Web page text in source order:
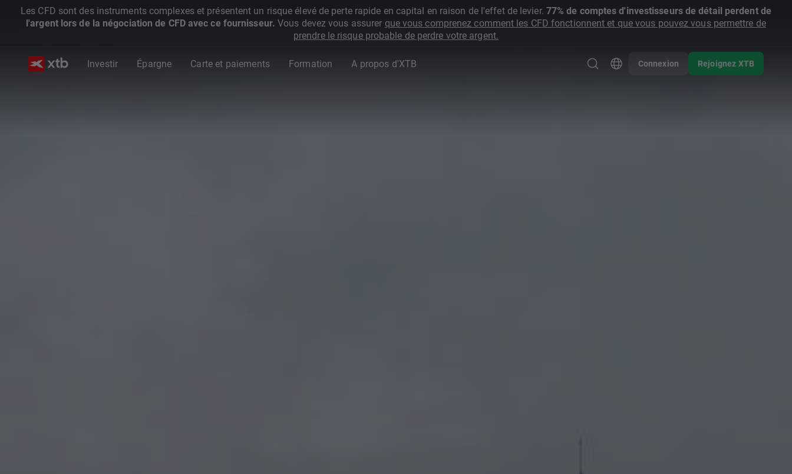
Les CFD sont des instruments complexes et présentent un risque élevé de perte rapide en capital en raison de l'effet de levier. 77% de comptes d'investisseurs de détail perdent de
l'argent lors de la négociation de CFD avec ce fournisseur. Vous devez vous assurer que vous comprenez comment les CFD fonctionnent et que vous pouvez vous permettre de
prendre le risque probable de perdre votre argent.
Investir Épargne Carte et paiements Formation A propos d'XTB Connexion Rejoignez XTB